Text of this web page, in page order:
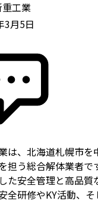
工業
3月5日
は、北海道札幌市を
担う総合解体業者で
た安全管理と高品質
全研修やKY活動、